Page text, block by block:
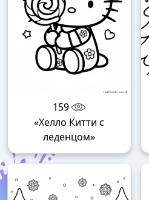
159
«Хелло Китти с
леденцом»